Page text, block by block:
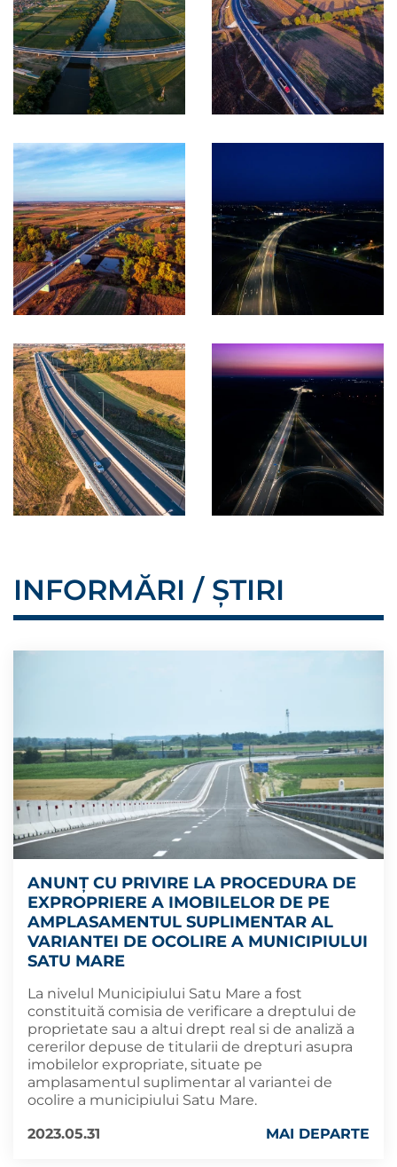
INFORMĂRI / ȘTIRI
ANUNȚ CU PRIVIRE LA PROCEDURA DE
EXPROPRIERE A IMOBILELOR DE PE
AMPLASAMENTUL SUPLIMENTAR AL
VARIANTEI DE OCOLIRE A MUNICIPIULUI
SATU MARE
La nivelul Municipiului Satu Mare a fost
constituită comisia de verificare a dreptului de
proprietate sau a altui drept real si de analiză a
cererilor depuse de titularii de drepturi asupra
imobilelor expropriate, situate pe
amplasamentul suplimentar al variantei de
ocolire a municipiului Satu Mare.
2023.05.31
MAI DEPARTE